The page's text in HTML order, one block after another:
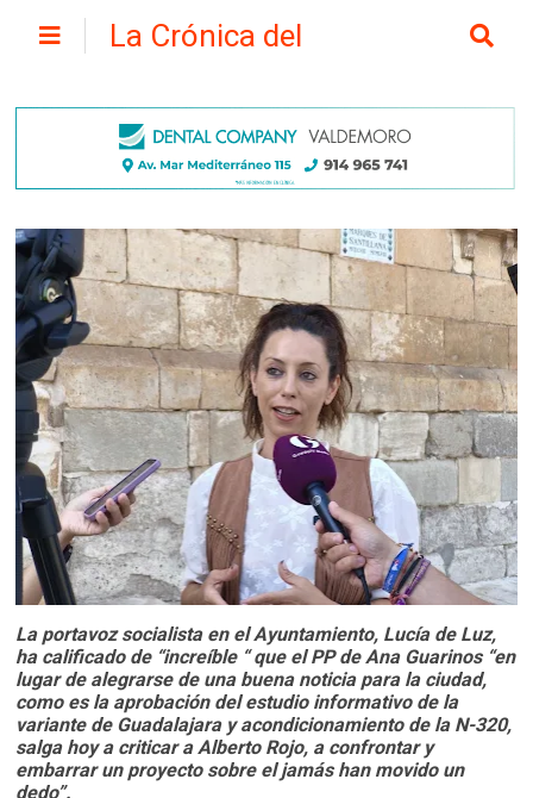
La Crónica del
La portavoz socialista en el Ayuntamiento, Lucía de Luz,
ha calificado de “increíble “ que el PP de Ana Guarinos “en
lugar de alegrarse de una buena noticia para la ciudad,
como es la aprobación del estudio informativo de la
variante de Guadalajara y acondicionamiento de la N-320,
salga hoy a criticar a Alberto Rojo, a confrontar y
embarrar un proyecto sobre el jamás han movido un
dedo”.